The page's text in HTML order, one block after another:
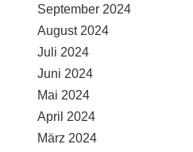
September 2024
August 2024
Juli 2024
Juni 2024
Mai 2024
April 2024
März 2024